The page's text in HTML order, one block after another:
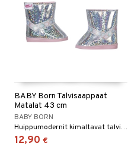
BABY Born Talvisaappaat
Matalat 43 cm
BABY BORN
Huippumodernit kimaltavat talvisaappaat nukellesi .
12,90 €